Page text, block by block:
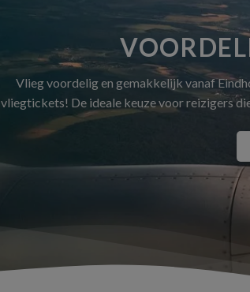
Vlieg voordelig en gemakkelijk vanaf
vliegtickets! De ideale keuze voor reizigers